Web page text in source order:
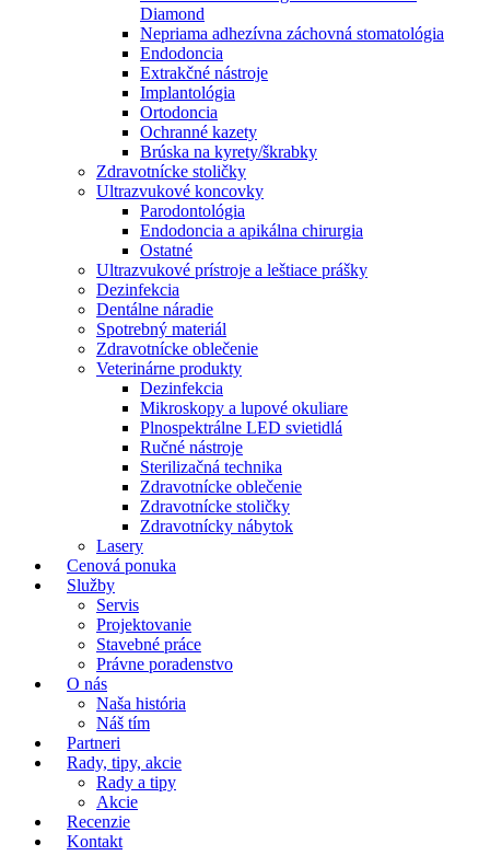
Diamond
Nepriama adhezívna záchovná stomatológia
Endodoncia
Extrakčné nástroje
Implantológia
Ortodoncia
Ochranné kazety
Brúska na kyrety/škrabky
Zdravotnícke stoličky
Ultrazvukové koncovky
Parodontológia
Endodoncia a apikálna chirurgia
Ostatné
Ultrazvukové prístroje a leštiace prášky
Dezinfekcia
Dentálne náradie
Spotrebný materiál
Zdravotnícke oblečenie
Veterinárne produkty
Dezinfekcia
Mikroskopy a lupové okuliare
Plnospektrálne LED svietidlá
Ručné nástroje
Sterilizačná technika
Zdravotnícke oblečenie
Zdravotnícke stoličky
Zdravotnícky nábytok
Lasery
Cenová ponuka
Služby
Servis
Projektovanie
Stavebné práce
Právne poradenstvo
O nás
Naša história
Náš tím
Partneri
Rady, tipy, akcie
Rady a tipy
Akcie
Recenzie
Kontakt